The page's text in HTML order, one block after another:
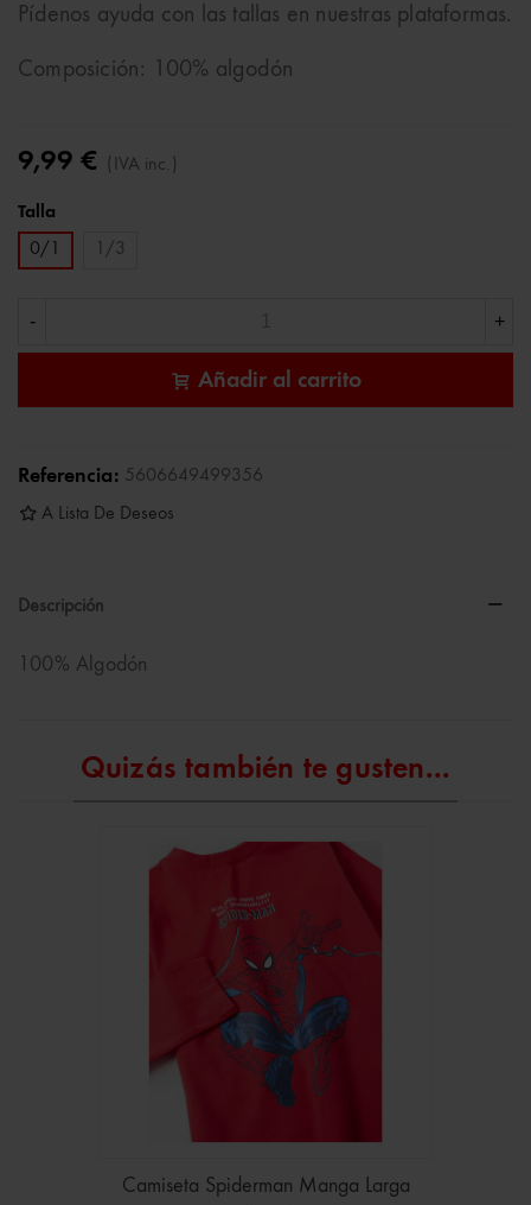
Pídenos ayuda con las tallas en nuestras plataformas.
Composición: 100% algodón
9,99 € (IVA inc.)
Talla
0/1
1/3
- +
Añadir al carrito
Referencia: 5606649499356
A Lista De Deseos
Descripción
100% Algodón
Quizás también te gusten...
Camiseta Spiderman Manga Larga